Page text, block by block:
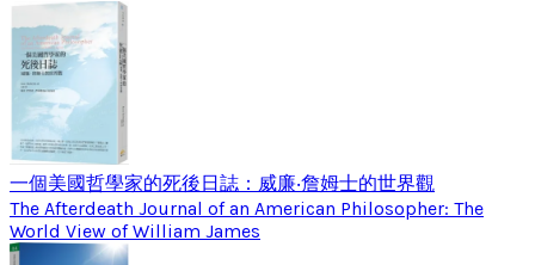
一個美國哲學家的死後日誌：威廉‧詹姆士的世界觀
The Afterdeath Journal of an American Philosopher: The
World View of William James